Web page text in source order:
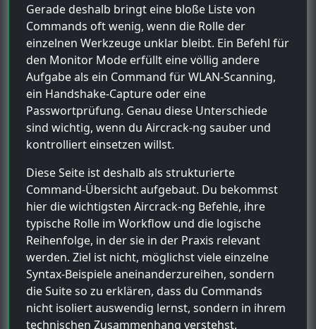
Gerade deshalb bringt eine bloße Liste von
Commands oft wenig, wenn die Rolle der
einzelnen Werkzeuge unklar bleibt. Ein Befehl für
den Monitor Mode erfüllt eine völlig andere
Aufgabe als ein Command für WLAN-Scanning,
ein Handshake-Capture oder eine
Passwortprüfung. Genau diese Unterschiede
sind wichtig, wenn du Aircrack-ng sauber und
kontrolliert einsetzen willst.
Diese Seite ist deshalb als strukturierte
Command-Übersicht aufgebaut. Du bekommst
hier die wichtigsten Aircrack-ng Befehle, ihre
typische Rolle im Workflow und die logische
Reihenfolge, in der sie in der Praxis relevant
werden. Ziel ist nicht, möglichst viele einzelne
Syntax-Beispiele aneinanderzureihen, sondern
die Suite so zu erklären, dass du Commands
nicht isoliert auswendig lernst, sondern in ihrem
technischen Zusammenhang verstehst.